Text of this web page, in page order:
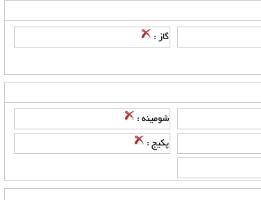
گاز :
شومینه :
پکیج :